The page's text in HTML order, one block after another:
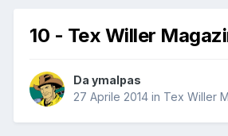
10 - Tex Willer
Da ymalpas
27 Aprile 2014 in Tex Willer